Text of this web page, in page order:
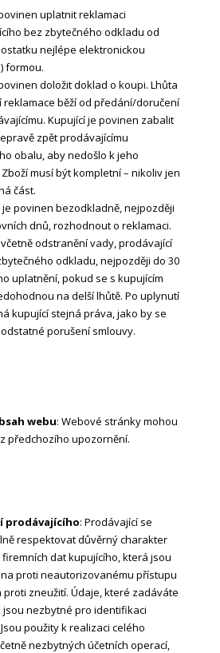
uplatnit reklamaci
bez zbytečného odkladu od
nejlépe elektronickou
formou.
doložit doklad o koupi. Lhůta
běží od předání/doručení
Kupující je povinen zabalit
zpět prodávajícímu
obalu, aby nedošlo k jeho
musí být kompletní – nikoliv jen
část.
povinen bezodkladně, nejpozději
dnů, rozhodnout o reklamaci.
odstranění vady, prodávající
odkladu, nejpozději do 30
uplatnění, pokud se s kupujícím
na delší lhůtě. Po uplynutí
kupující stejná práva, jako by se
porušení smlouvy.
webu: Webové stránky mohou
předchozího upozornění.
prodávajícího: Prodávající se
respektovat důvěrný charakter
dat kupujícího, která jsou
proti neautorizovanému přístupu
proti zneužití. Údaje, které zadáváte
jsou nezbytné pro identifikaci
použity k realizaci celého
nezbytných účetních operací,